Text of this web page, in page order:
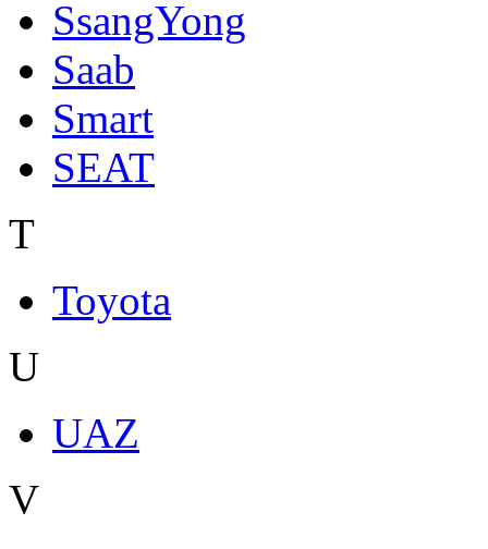
SsangYong
Saab
Smart
SEAT
T
Toyota
U
UAZ
V